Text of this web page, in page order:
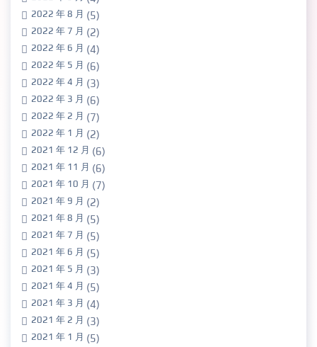
2022 年 8 月 (5)
2022 年 7 月 (2)
2022 年 6 月 (4)
2022 年 5 月 (6)
2022 年 4 月 (3)
2022 年 3 月 (6)
2022 年 2 月 (7)
2022 年 1 月 (2)
2021 年 12 月 (6)
2021 年 11 月 (6)
2021 年 10 月 (7)
2021 年 9 月 (2)
2021 年 8 月 (5)
2021 年 7 月 (5)
2021 年 6 月 (5)
2021 年 5 月 (3)
2021 年 4 月 (5)
2021 年 3 月 (4)
2021 年 2 月 (3)
2021 年 1 月 (5)